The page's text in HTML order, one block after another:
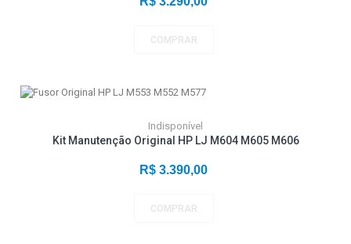
COMPRAR
Indisponível
Kit Manutenção Original HP LJ M604 M605 M606
R$ 3.390,00
COMPRAR